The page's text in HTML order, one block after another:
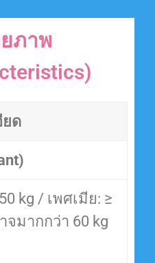
ภาพ
ยด
kg / เพศเมีย: ≥
จมากกว่า 60 kg